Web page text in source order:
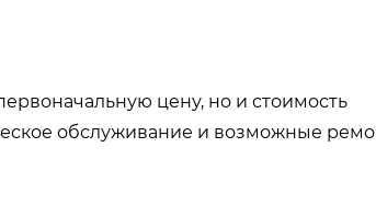
цену, но и стоимость
обслуживание и возможные